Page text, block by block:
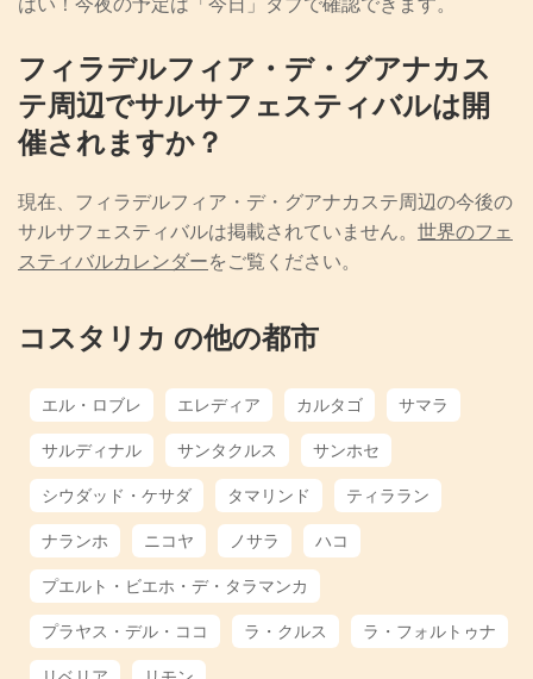
フィラデルフィア・デ・グアナカス
テ周辺でサルサフェスティバルは開
催されますか？
現在、フィラデルフィア・デ・グアナカステ周辺の今後の
サルサフェスティバルは掲載されていません。 世界のフェ
スティバルカレンダーをご覧ください。
コスタリカ の他の都市
エル・ロブレ エレディア カルタゴ
サマラ
サルディナル
サンタクルス
サンホセ
シウダッド・ケサダ
タマリンド
ティララン
ナランホ
ニコヤ ノサラ
ハコ
プエルト・ビエホ・デ・タラマンカ
プラヤス・デル・ココ
ラ・クルス
ラ・フォルトゥナ